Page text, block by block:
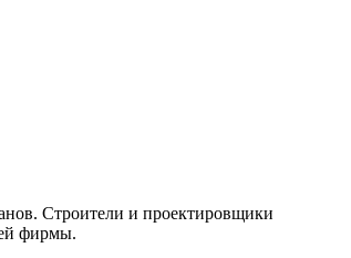
Строители и проектировщики
фирмы.